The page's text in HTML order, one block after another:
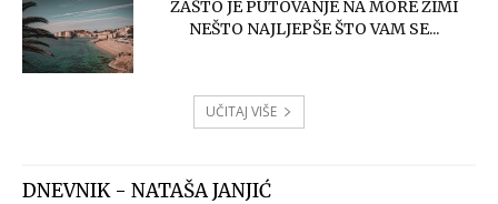
ZAŠTO JE PUTOVANJE NA MORE ZIMI
NEŠTO NAJLJEPŠE ŠTO VAM SE...
UČITAJ VIŠE
DNEVNIK - NATAŠA JANJIĆ